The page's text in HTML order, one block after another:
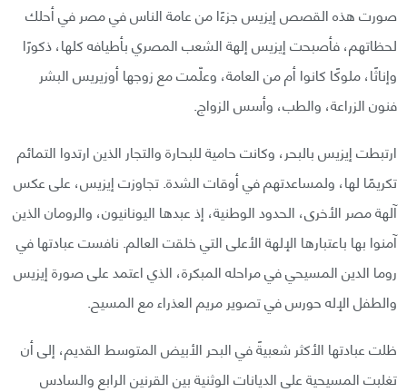
صورت هذه القصص إيزيس جزءًا من عامة الناس في مصر في أحلك
لحظاتهم، فأصبحت إيزيس إلهة الشعب المصري بأطيافه كلها، ذكورًا
وإناثًا، ملوكًا كانوا أم من العامة، وعلّمت مع زوجها أوزيريس البشر
فنون الزراعة، والطب، وأسس الزواج.
ارتبطت إيزيس بالبحر، وكانت حامية للبحارة والتجار الذين ارتدوا التمائم
تكريمًا لها، ولمساعدتهم في أوقات الشدة. تجاوزت إيزيس، على عكس
آلهة مصر الأخرى، الحدود الوطنية، إذ عبدها اليونانيون، والرومان الذين
آمنوا بها باعتبارها الإلهة الأعلى التي خلقت العالم. نافست عبادتها في
روما الدين المسيحي في مراحله المبكرة، الذي اعتمد على صورة إيزيس
والطفل الإله حورس في تصوير مريم العذراء مع المسيح.
ظلت عبادتها الأكثر شعبيةً في البحر الأبيض المتوسط القديم، إلى أن
تغلبت المسيحية على الديانات الوثنية بين القرنين الرابع والسادس